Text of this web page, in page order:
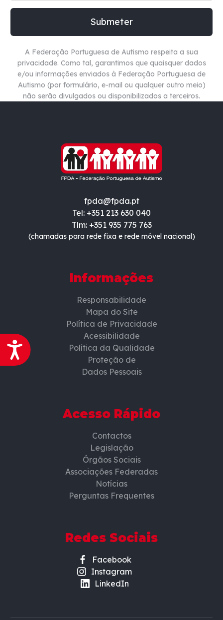
Acessibilidade
A Federação Portuguesa de Autismo respeita a sua
privacidade. Como tal, garantimos que quaisquer dados
e/ou informações enviados à Federação Portuguesa de
Autismo (por formulário, e-mail ou qualquer outro meio)
não serão divulgados ou disponibilizados a terceiros.
fpda@fpda.pt
Tel: +351 213 630 040
Tlm: +351 935 775 763
(chamadas para rede fixa e rede móvel nacional)
Informações
Responsabilidade
Mapa do Site
Política de Privacidade
Acessibilidade
Política da Qualidade
Proteção de
Dados Pessoais
Acesso Rápido
Contactos
Legislação
Órgãos Sociais
Associações Federadas
Notícias
Perguntas Frequentes
Redes Sociais
Facebook
Instagram
LinkedIn